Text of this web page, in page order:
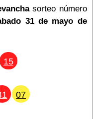
sorteo número
31 de mayo de
15
07